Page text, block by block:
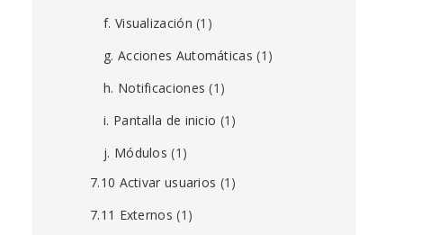
f. Visualización (1)
g. Acciones Automáticas (1)
h. Notificaciones (1)
i. Pantalla de inicio (1)
j. Módulos (1)
7.10 Activar usuarios (1)
7.11 Externos (1)